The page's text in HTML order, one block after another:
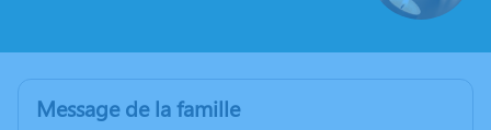
Message de la famille